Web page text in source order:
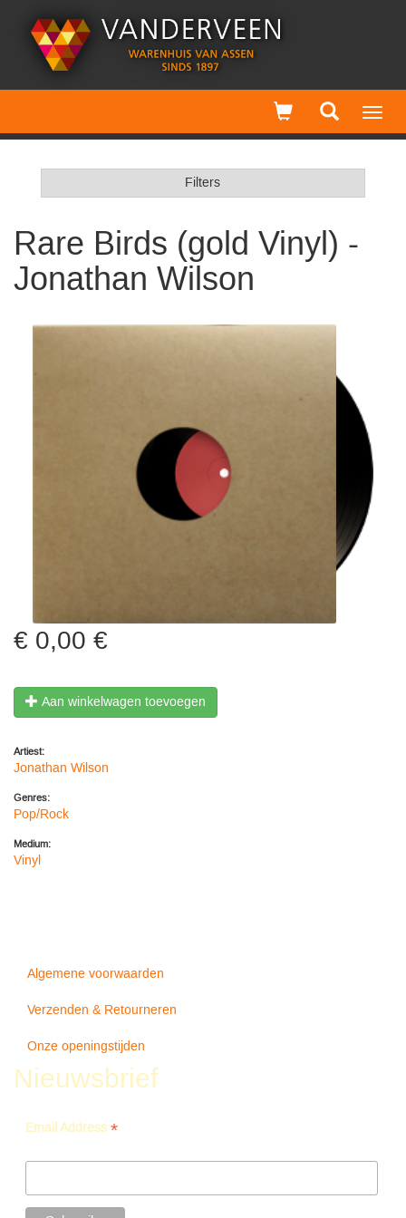
Filters
Rare Birds (gold Vinyl) -
Jonathan Wilson
0,00 €
Aan winkelwagen toevoegen
Artiest:
Jonathan Wilson
Genres:
Pop/Rock
Medium:
Vinyl
Algemene voorwaarden
Verzenden & Retourneren
Onze openingstijden
Nieuwsbrief
Email Address *